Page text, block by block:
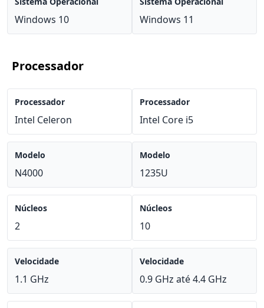
Windows 10 Windows 11
Processador
Processador
Intel Celeron
Modelo
N4000
Núcleos
2
Velocidade
1.1 GHz
Processador
Intel Core i5
Modelo
1235U
Núcleos
10
Velocidade
0.9 GHz até 4.4 GHz